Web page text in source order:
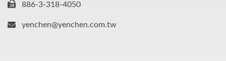
886-3-318-4050
yenchen@yenchen.com.tw